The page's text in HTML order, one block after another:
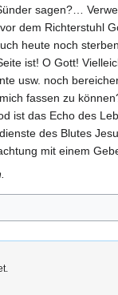
sagen?…
dem Richterstuhl
heute noch
ist! O Gott!
usw. noch
fassen zu
das Echo des
des Blutes
mit einem